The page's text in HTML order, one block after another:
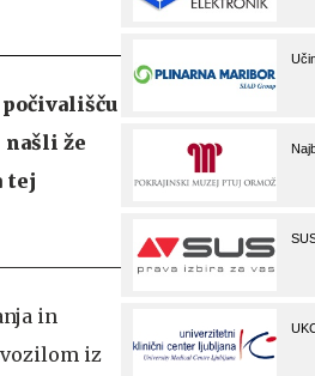
našli že
tej
in
vozilom iz